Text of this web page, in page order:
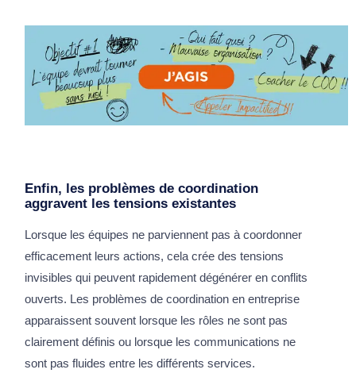
Enfin, les problèmes de coordination
aggravent les tensions existantes
Lorsque les équipes ne parviennent pas à coordonner
efficacement leurs actions, cela crée des tensions
invisibles qui peuvent rapidement dégénérer en conflits
ouverts. Les problèmes de coordination en entreprise
apparaissent souvent lorsque les rôles ne sont pas
clairement définis ou lorsque les communications ne
sont pas fluides entre les différents services.